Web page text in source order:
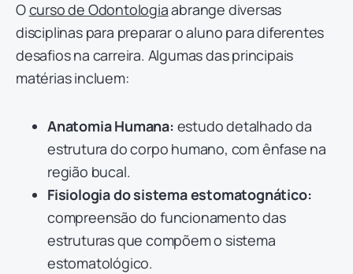
Ocurso de Odontologiaabrange diversas
disciplinas para preparar o aluno para diferentes
desafios na carreira. Algumas das principais
matérias incluem:
Anatomia Humana: estudo detalhado da
estrutura do corpo humano, com ênfase na
região bucal.
Fisiologia do sistema estomatognático:
compreensão do funcionamento das
estruturas que compõem o sistema
estomatológico.